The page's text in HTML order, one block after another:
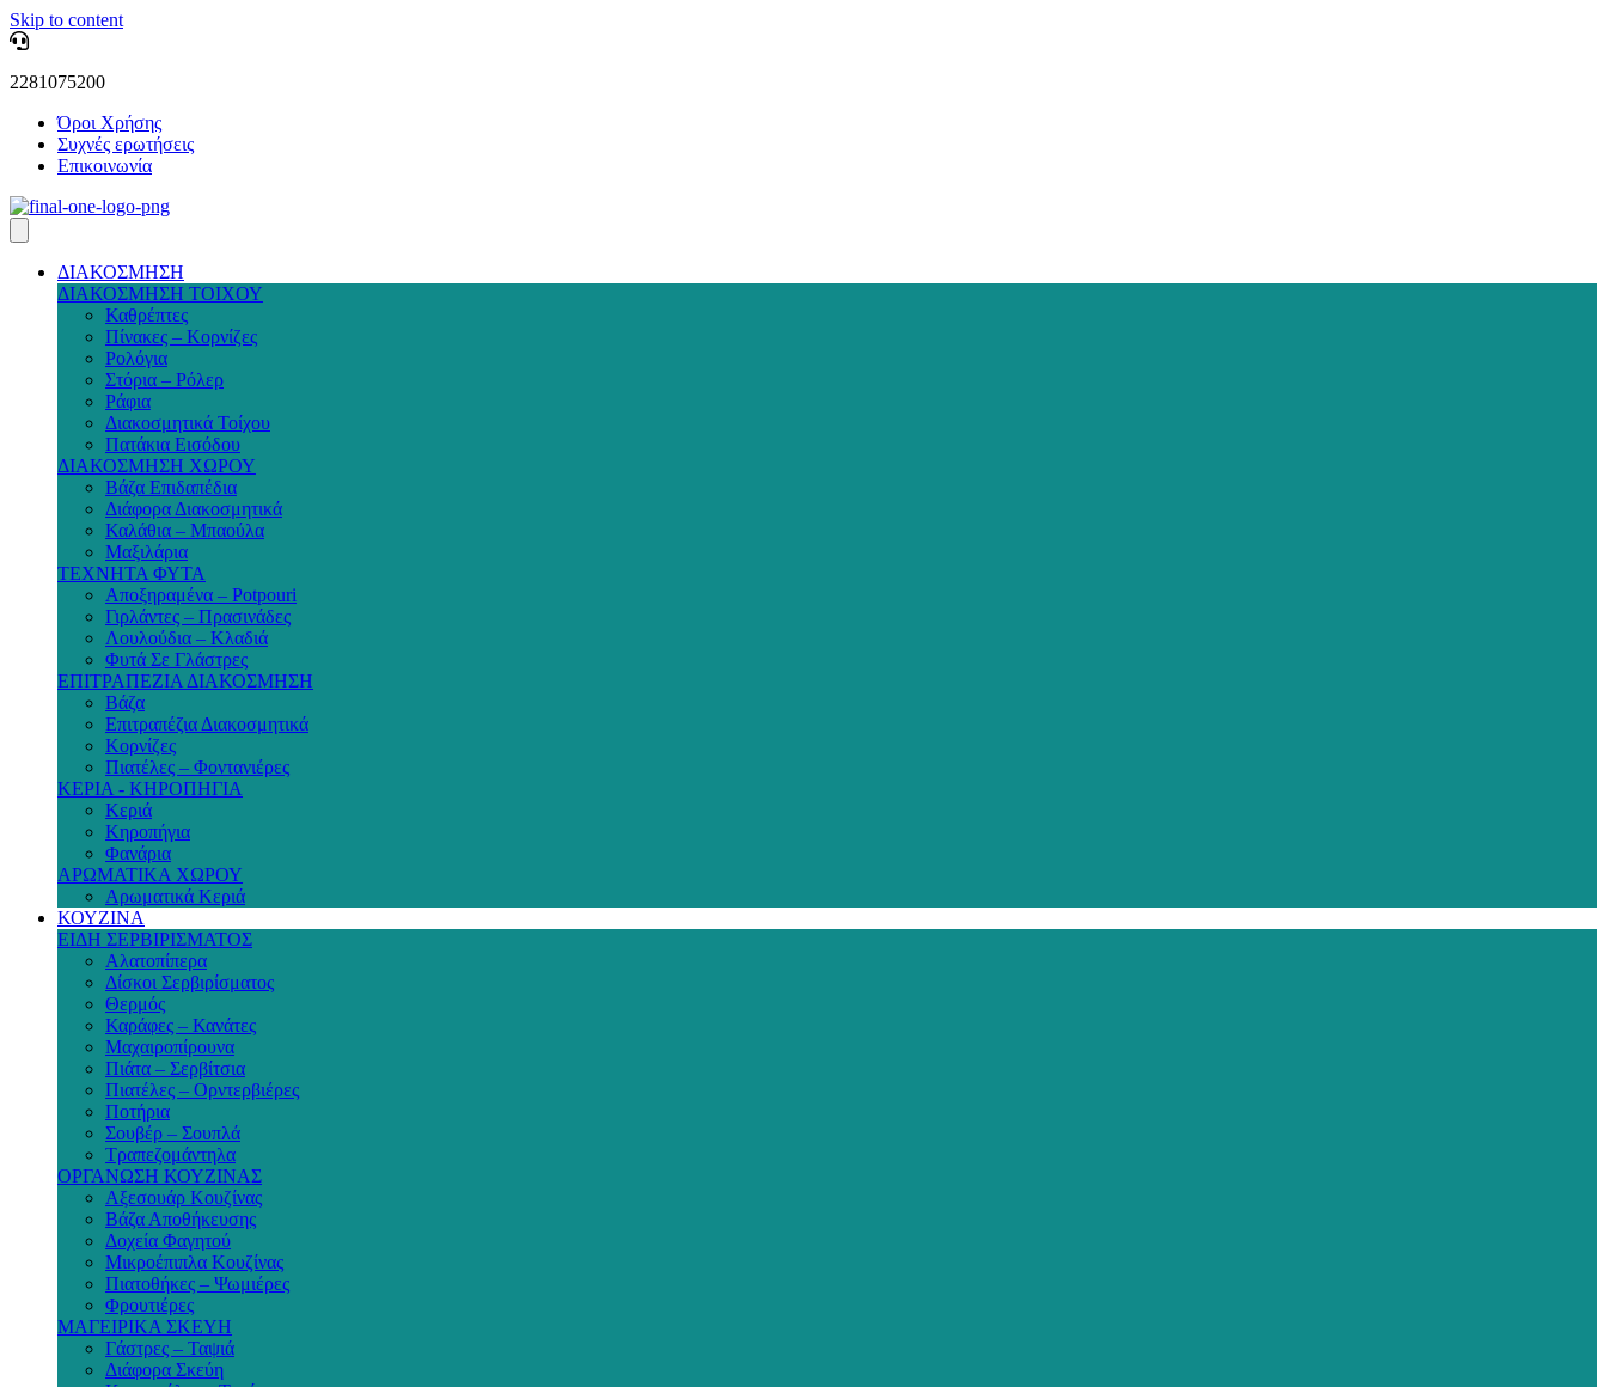
Skip to content
2281075200
Όροι Χρήσης
Συχνές ερωτήσεις
Επικοινωνία
ΔΙΑΚΟΣΜΗΣΗ
ΔΙΑΚΟΣΜΗΣΗ ΤΟΙΧΟΥ
Καθρέπτες
Πίνακες – Κορνίζες
Ρολόγια
Στόρια – Ρόλερ
Ράφια
Διακοσμητικά Τοίχου
Πατάκια Εισόδου
ΔΙΑΚΟΣΜΗΣΗ ΧΩΡΟΥ
Βάζα Επιδαπέδια
Διάφορα Διακοσμητικά
Καλάθια – Μπαούλα
Μαξιλάρια
ΤΕΧΝΗΤΑ ΦΥΤΑ
Αποξηραμένα – Potpouri
Γιρλάντες – Πρασινάδες
Λουλούδια – Κλαδιά
Φυτά Σε Γλάστρες
ΕΠΙΤΡΑΠΕΖΙΑ ΔΙΑΚΟΣΜΗΣΗ
Βάζα
Επιτραπέζια Διακοσμητικά
Κορνίζες
Πιατέλες – Φοντανιέρες
ΚΕΡΙΑ - ΚΗΡΟΠΗΓΙΑ
Κεριά
Κηροπήγια
Φανάρια
ΑΡΩΜΑΤΙΚΑ ΧΩΡΟΥ
Αρωματικά Κεριά
ΚΟΥΖΙΝΑ
ΕΙΔΗ ΣΕΡΒΙΡΙΣΜΑΤΟΣ
Αλατοπίπερα
Δίσκοι Σερβιρίσματος
Θερμός
Καράφες – Κανάτες
Μαχαιροπίρουνα
Πιάτα – Σερβίτσια
Πιατέλες – Ορντερβιέρες
Ποτήρια
Σουβέρ – Σουπλά
Τραπεζομάντηλα
ΟΡΓΑΝΩΣΗ ΚΟΥΖΙΝΑΣ
Αξεσουάρ Κουζίνας
Βάζα Αποθήκευσης
Δοχεία Φαγητού
Μικροέπιπλα Κουζίνας
Πιατοθήκες – Ψωμιέρες
Φρουτιέρες
ΜΑΓΕΙΡΙΚΑ ΣΚΕΥΗ
Γάστρες – Ταψιά
Διάφορα Σκεύη